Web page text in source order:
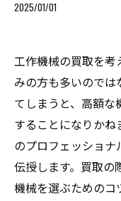
2025/01/01
工作機械の買取を
みの方も多いので
てしまうと、高額
することになりかね
のプロフェッショ
伝授します。買取の
機械を選ぶためのコ